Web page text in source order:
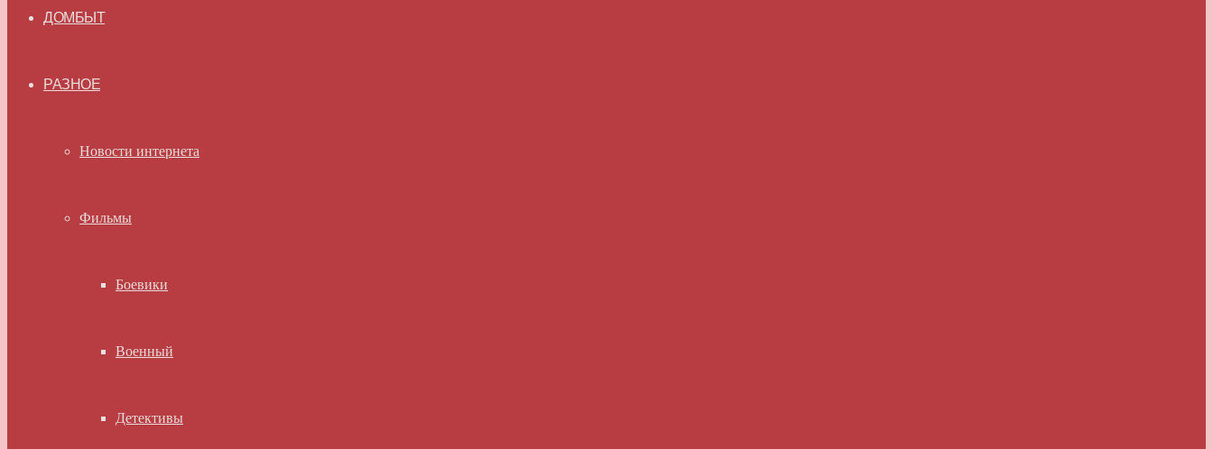
ДОМБЫТ
РАЗНОЕ
Новости интернета
Фильмы
Боевики
Военный
Детективы